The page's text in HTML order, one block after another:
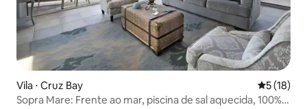
Vila ⋅ Cruz Bay 5 de uma
5 (18)
Sopra Mare: Frente ao mar, piscina de sal aquecida, 100%